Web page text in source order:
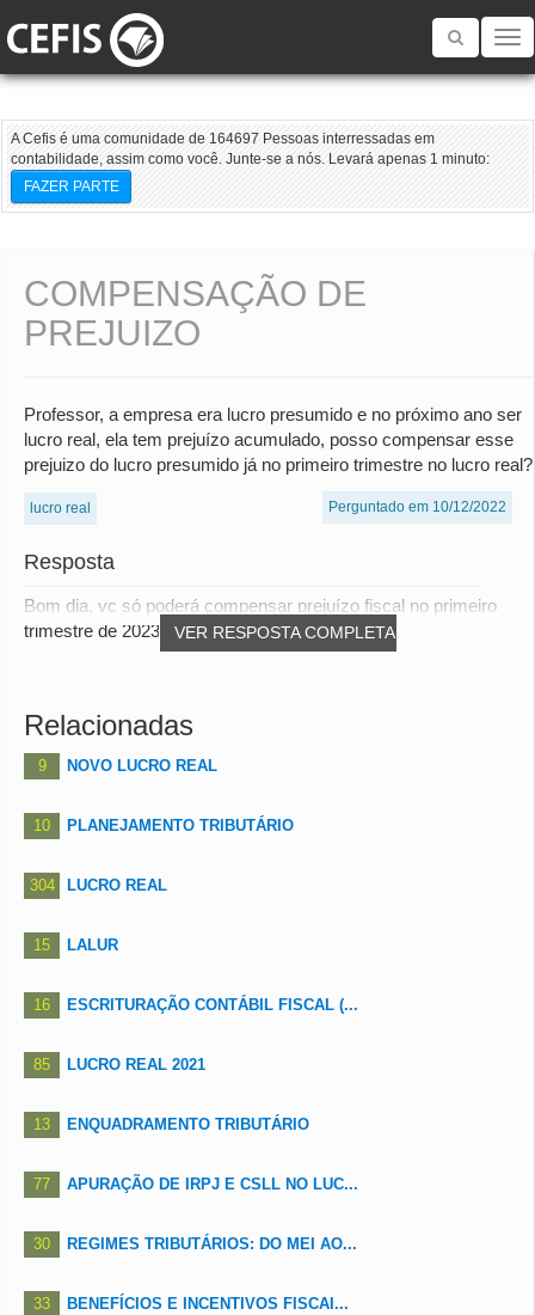
Toggle
A Cefis é uma comunidade de 164697 Pessoas interressadas em
contabilidade, assim como você. Junte-se a nós. Levará apenas 1 minuto:
FAZER PARTE
COMPENSAÇÃO DE
PREJUIZO
Professor, a empresa era lucro presumido e no próximo ano ser
lucro real, ela tem prejuízo acumulado, posso compensar esse
prejuizo do lucro presumido já no primeiro trimestre no lucro real?
lucro real Perguntado em 10/12/2022
Resposta
VER RESPOSTA COMPLETA
Bom dia, vc só poderá compensar prejuízo fiscal no primeiro
trimestre de 2023 se este prejuízo foi g...
Relacionadas
9 NOVO LUCRO REAL
10 PLANEJAMENTO TRIBUTÁRIO
304 LUCRO REAL
15 LALUR
16 ESCRITURAÇÃO CONTÁBIL FISCAL (...
85 LUCRO REAL 2021
13 ENQUADRAMENTO TRIBUTÁRIO
77 APURAÇÃO DE IRPJ E CSLL NO LUC...
30 REGIMES TRIBUTÁRIOS: DO MEI AO...
33 BENEFÍCIOS E INCENTIVOS FISCAI...